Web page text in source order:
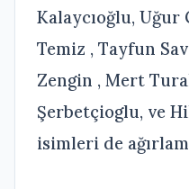
Kalaycıoğlu, Uğur
Temiz , Tayfun
Zengin , Mert
Şerbetçioglu, ve
isimleri de